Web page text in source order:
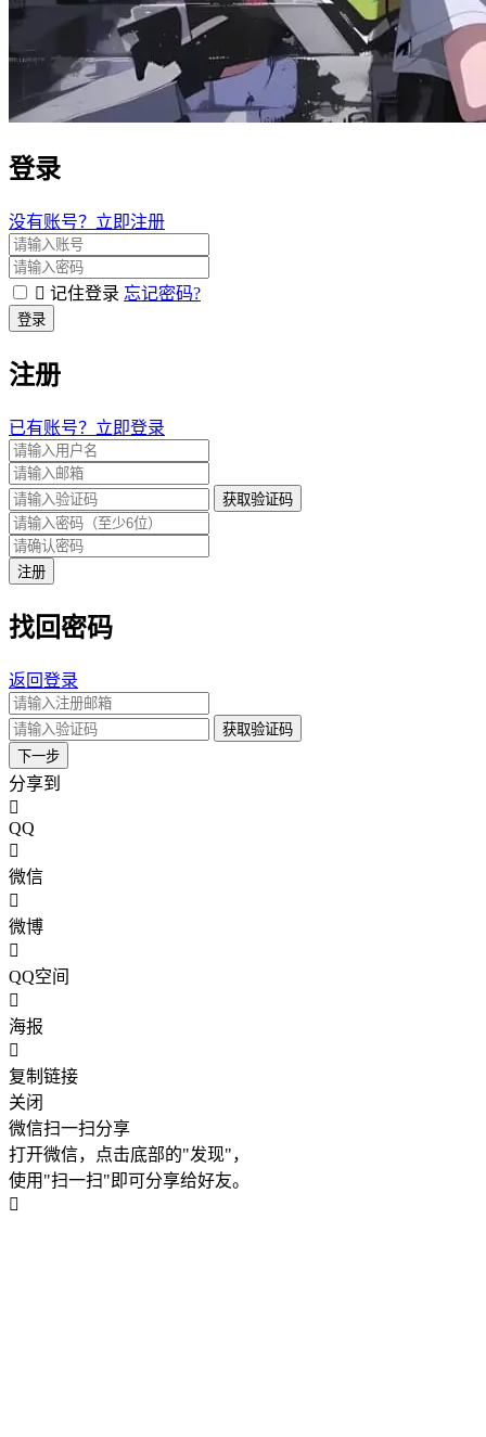
登录
没有账号？立即注册
记住登录 忘记密码?
登录
注册
已有账号？立即登录
获取验证码
注册
找回密码
返回登录
获取验证码
下一步
分享到
QQ
微信
微博
QQ空间
海报
复制链接
关闭
微信扫一扫分享
打开微信，点击底部的"发现"，
使用"扫一扫"即可分享给好友。